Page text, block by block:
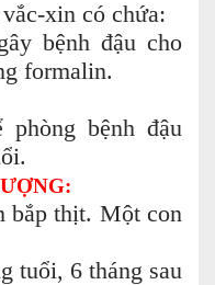
xin có chứa:
bệnh đậu cho
formalin.
phòng bệnh đậu
bắp thịt. Một con
tuổi, 6 tháng sau